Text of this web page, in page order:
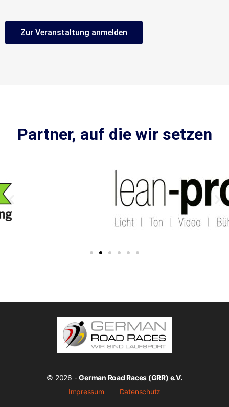
Zur Veranstaltung anmelden
Partner, auf die wir setzen
© 2026 -German Road Races (GRR) e.V.
Impressum
Datenschutz